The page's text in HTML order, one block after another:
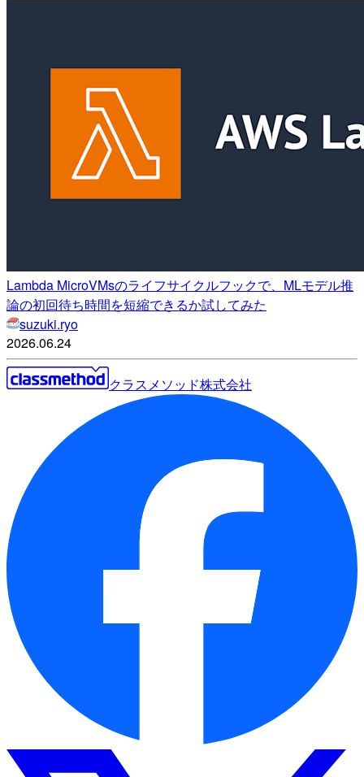
Lambda MicroVMsのライフサイクルフックで、MLモデル推
論の初回待ち時間を短縮できるか試してみた
suzuki.ryo
2026.06.24
クラスメソッド株式会社